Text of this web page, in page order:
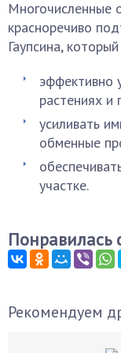
Многочисленные
красноречиво
Гаупсина,
эффективно
растениях и
усиливать
обменные
участке.
Понравилась
Рекомендуем